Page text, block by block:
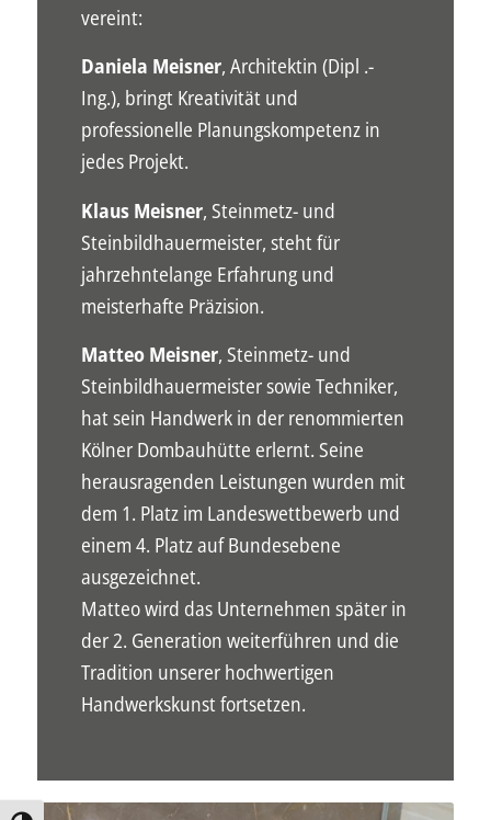
vereint:
Daniela Meisner, Architektin (Dipl .-
Ing.), bringt Kreativität und
professionelle Planungskompetenz in
jedes Projekt.
Klaus Meisner, Steinmetz- und
Steinbildhauermeister, steht für
jahrzehntelange Erfahrung und
meisterhafte Präzision.
Matteo Meisner, Steinmetz- und
Steinbildhauermeister sowie Techniker,
hat sein Handwerk in der renommierten
Kölner Dombauhütte erlernt. Seine
herausragenden Leistungen wurden mit
dem 1. Platz im Landeswettbewerb und
einem 4. Platz auf Bundesebene
ausgezeichnet.
Matteo wird das Unternehmen später in
der 2. Generation weiterführen und die
Tradition unserer hochwertigen
Handwerkskunst fortsetzen.